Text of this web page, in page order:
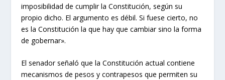
imposibilidad de cumplir la Constitución, según su
propio dicho. El argumento es débil. Si fuese cierto, no
es la Constitución la que hay que cambiar sino la forma
de gobernar».
El senador señaló que la Constitución actual contiene
mecanismos de pesos y contrapesos que permiten su